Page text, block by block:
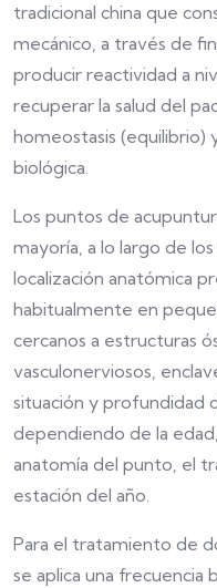
tradicional china que
mecánico, a través de
producir reactividad a
recuperar la salud del
homeostasis (equilibrio)
biológica.
Los puntos de
mayoría, a lo largo de
localización anatómica
habitualmente en
cercanos a estructuras
vasculonerviosos,
situación y profundidad
dependiendo de la
anatomía del punto, el
estación del año.
Para el tratamiento de
se aplica una frecuencia